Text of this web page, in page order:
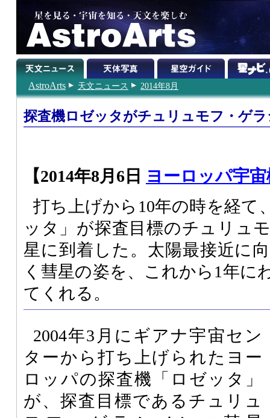
AstroArts 天文ニュース 2014年8月
探査機ロゼッタがチュリュモフ・ゲ
【2014年8月6日 ヨーロッパ宇
打ち上げから10年の時を経て
ッタ」が探査目標のチュリュ
星に到着した。太陽最接近に
く彗星の姿を、これから1年に
てくれる。
2004年3月にギアナ宇宙セン
ターから打ち上げられたヨー
ロッパの探査機「ロゼッタ」
が、探査目標であるチュリュ